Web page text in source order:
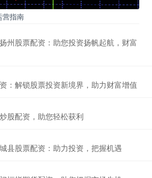
营指南
州股票配资：助您投资扬帆起航，财富
：解锁股票投资新境界，助力财富增值
股配资，助您轻松获利
县股票配资：助力投资，把握机遇